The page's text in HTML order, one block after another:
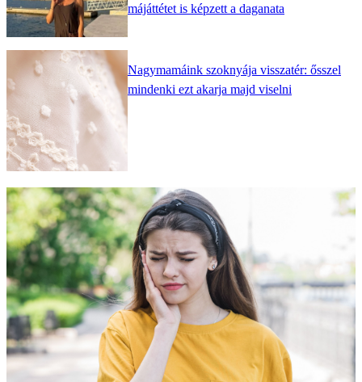
májáttétet is képzett a daganata
Nagymamáink szoknyája visszatér: ősszel
mindenki ezt akarja majd viselni